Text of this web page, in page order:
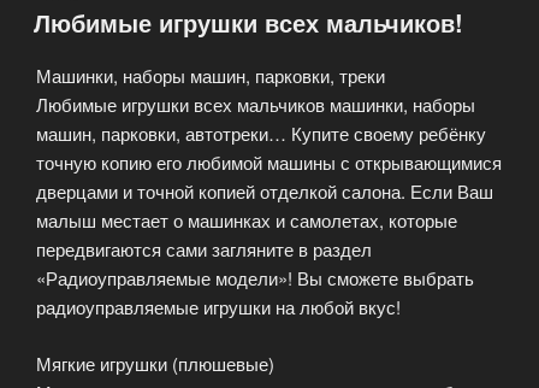
Любимые игрушки всех мальчиков!
Машинки, наборы машин, парковки, треки
Любимые игрушки всех мальчиков машинки, наборы
машин, парковки, автотреки… Купите своему ребёнку
точную копию его любимой машины с открывающимися
дверцами и точной копией отделкой салона. Если Ваш
малыш местает о машинках и самолетах, которые
передвигаются сами загляните в раздел
«Радиоуправляемые модели»! Вы сможете выбрать
радиоуправляемые игрушки на любой вкус!
Мягкие игрушки (плюшевые)